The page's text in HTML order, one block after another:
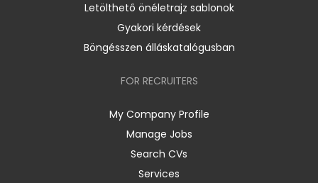
Letölthető önéletrajz sablonok
Gyakori kérdések
Böngésszen álláskatalógusban
FOR RECRUITERS
My Company Profile
Manage Jobs
Search CVs
Services